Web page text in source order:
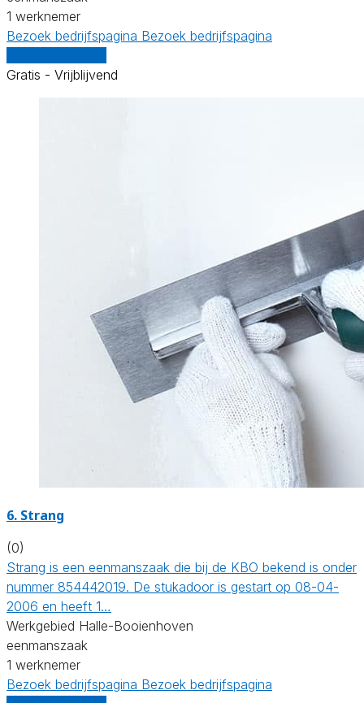
1 werknemer
Bezoek bedrijfspagina Bezoek bedrijfspagina
Gratis - Vrijblijvend
6. Strang
(0)
Strang is een eenmanszaak die bij de KBO bekend is onder
nummer 854442019. De stukadoor is gestart op 08-04-
2006 en heeft 1…
Werkgebied Halle-Booienhoven
eenmanszaak
1 werknemer
Bezoek bedrijfspagina Bezoek bedrijfspagina